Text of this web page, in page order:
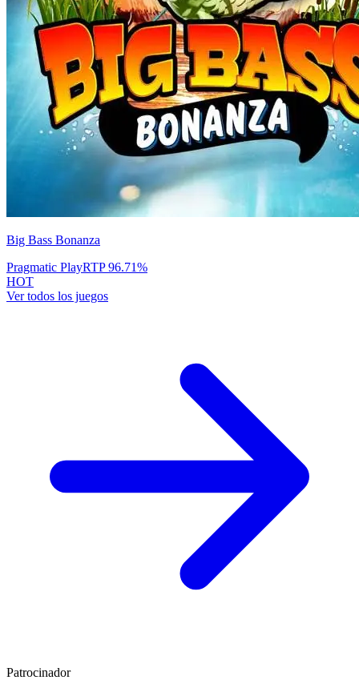
Big Bass Bonanza
Pragmatic PlayRTP96.71%
HOT
Ver todos los juegos
Patrocinador